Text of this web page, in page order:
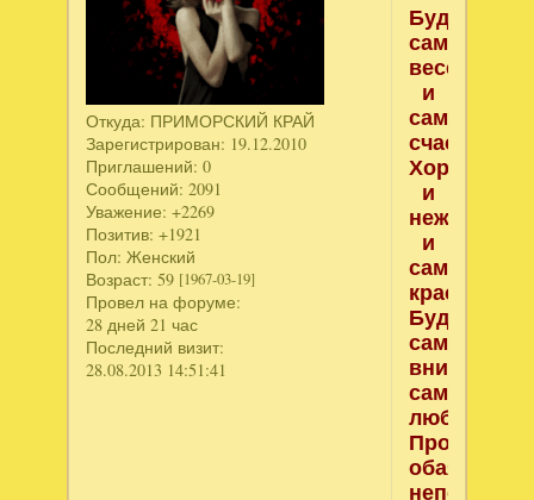
Откуда: ПРИМОРСКИЙ КРАЙ
Зарегистрирован: 19.12.2010
Приглашений: 0
Сообщений: 2091
Уважение: +2269
Позитив: +1921
Пол: Женский
Возраст: 59 [1967-03-19]
Провел на форуме:
28 дней 21 час
Последний визит:
28.08.2013 14:51:41
Будь
самой
веселой
и
самой
Хорошей,
и
нежной,
и
самой
красивой
Будь
самой
самой
любимой,
Простой,